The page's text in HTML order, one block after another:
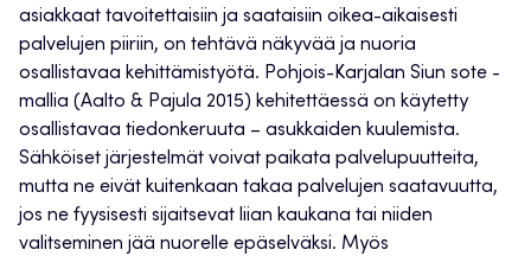
asiakkaat tavoitettaisiin ja saataisiin oikea-aikaisesti
palvelujen piiriin, on tehtävä näkyvää ja nuoria
osallistavaa kehittämistyötä. Pohjois-Karjalan Siun sote -
mallia (Aalto & Pajula 2015) kehitettäessä on käytetty
osallistavaa tiedonkeruuta – asukkaiden kuulemista.
Sähköiset järjestelmät voivat paikata palvelupuutteita,
mutta ne eivät kuitenkaan takaa palvelujen saatavuutta,
jos ne fyysisesti sijaitsevat liian kaukana tai niiden
valitseminen jää nuorelle epäselväksi. Myös